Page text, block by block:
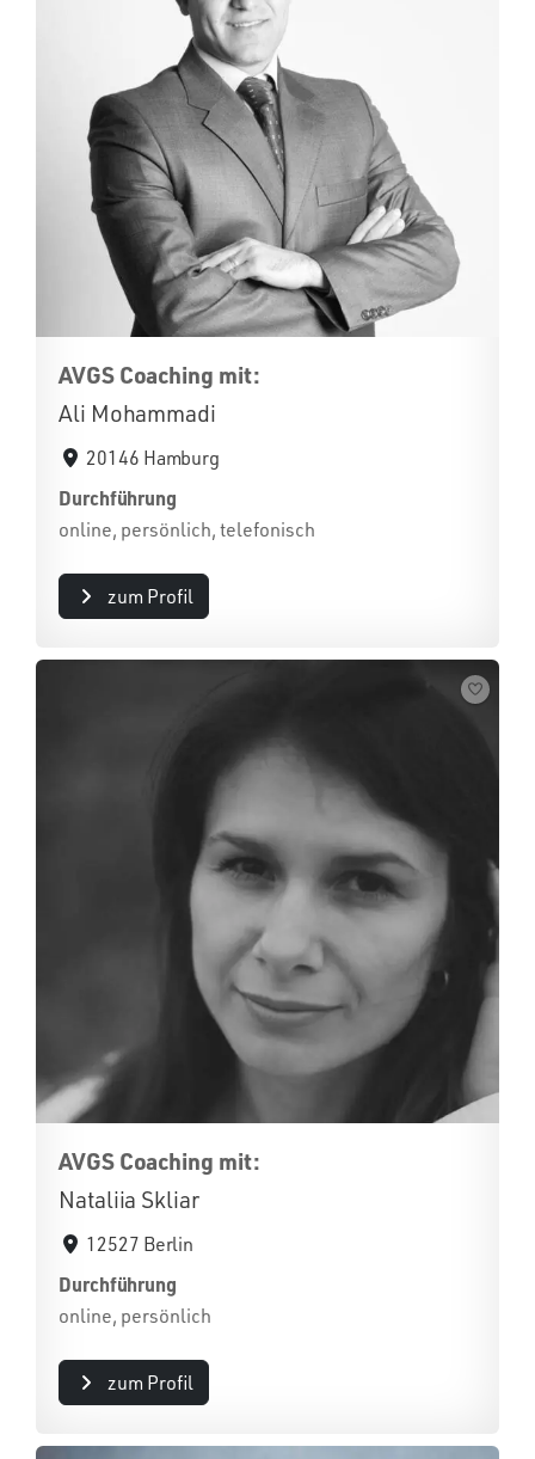
AVGS Coaching mit:
Ali Mohammadi
20146 Hamburg
Durchführung
online, persönlich, telefonisch
zum Profil
AVGS Coaching mit:
Nataliia Skliar
12527 Berlin
Durchführung
online, persönlich
zum Profil